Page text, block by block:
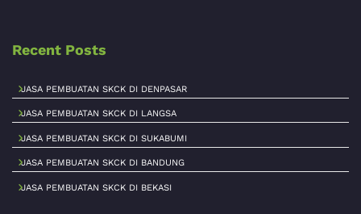
Recent Posts
JASA PEMBUATAN SKCK DI DENPASAR
JASA PEMBUATAN SKCK DI LANGSA
JASA PEMBUATAN SKCK DI SUKABUMI
JASA PEMBUATAN SKCK DI BANDUNG
JASA PEMBUATAN SKCK DI BEKASI